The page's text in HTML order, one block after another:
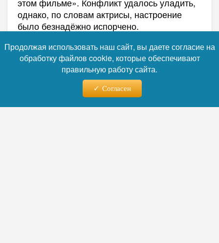
этом фильме». Конфликт удалось уладить,
однако, по словам актрисы, настроение
было безнадёжно испорчено.
Несмотря на отдельные неудачи и критику в
свой адрес, Дылдина продолжает активно
развиваться как в творчестве, так и в
бизнесе. Открытие салона на Рублёвке —
очередной шаг в её карьере, который, судя
по реакции аудитории, не оставляет
Продолжая использовать наш сайт, вы даете согласие на
обработку файлов cookie, которые обеспечивают
правильную работу сайта.
Согласен